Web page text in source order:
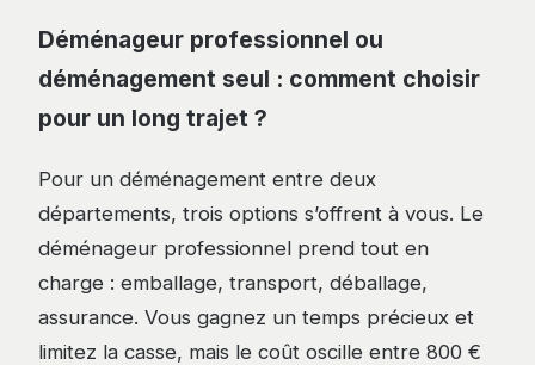
Déménageur professionnel ou
déménagement seul : comment choisir
pour un long trajet ?
Pour un déménagement entre deux
départements, trois options s’offrent à vous. Le
déménageur professionnel prend tout en
charge : emballage, transport, déballage,
assurance. Vous gagnez un temps précieux et
limitez la casse, mais le coût oscille entre 800 €